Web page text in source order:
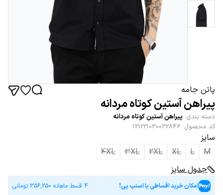
پاتن جامه
پیراهن آستین کوتاه مردانه
دسته بندی: پیراهن آستین کوتاه مردانه
کد محصول:
121221030032846
سایز
M
L
XL
2XL
3XL
4XL
جدول سایز
امکان خرید اقساطی با اسنپ پی! 4 قسط ماهانه 356,250 تومانی